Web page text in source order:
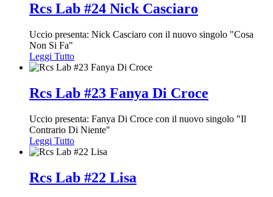
Rcs Lab #24 Nick Casciaro
Uccio presenta: Nick Casciaro con il nuovo singolo "Cosa
Non Si Fa"
Leggi Tutto
Rcs Lab #23 Fanya Di Croce
Uccio presenta: Fanya Di Croce con il nuovo singolo "Il
Contrario Di Niente"
Leggi Tutto
Rcs Lab #22 Lisa